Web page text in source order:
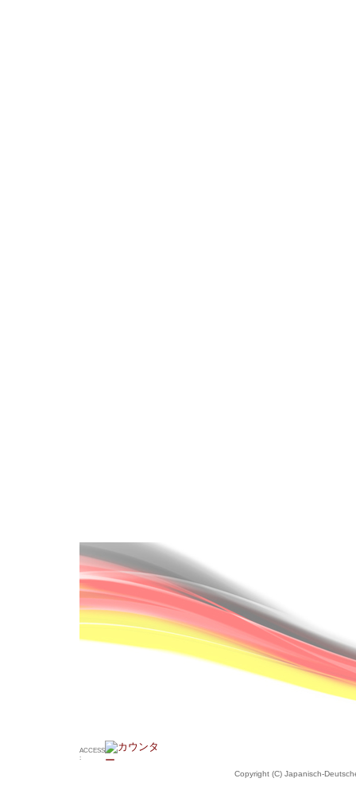
ACCESS
:
Copyright (C) Japanisch-